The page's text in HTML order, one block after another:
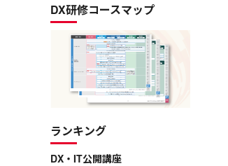
DX研修コースマップ
ランキング
DX・IT公開講座